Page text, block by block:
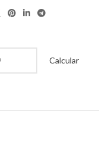
Calcular